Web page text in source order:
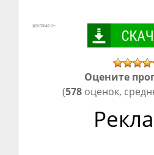
Оцените
(578 оценок,